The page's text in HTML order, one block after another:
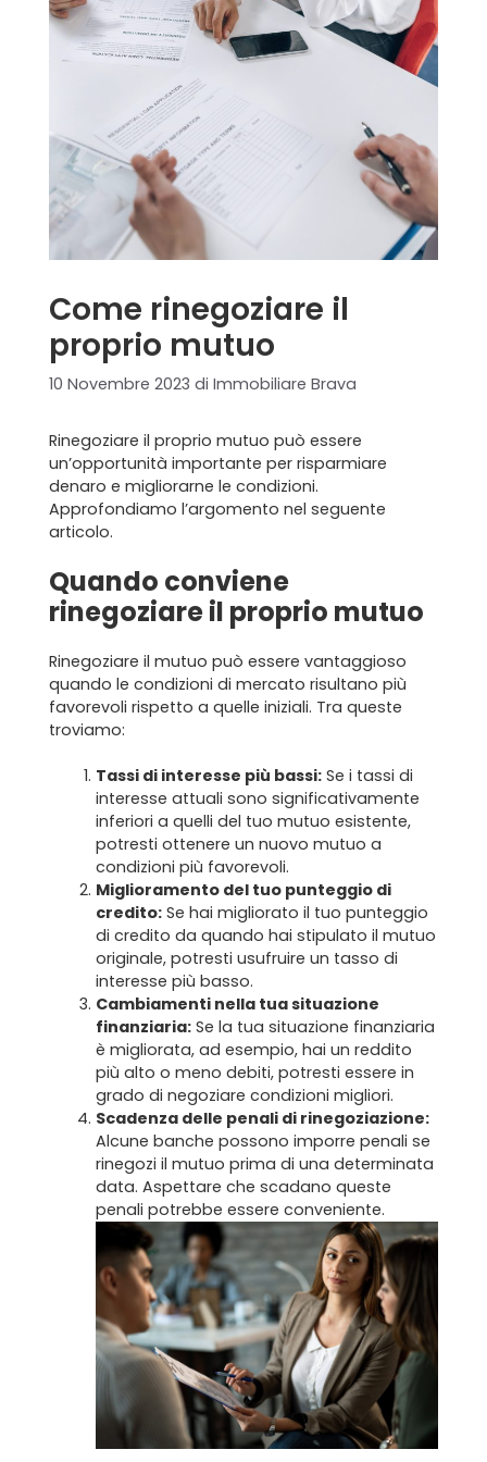
Come rinegoziare il
proprio mutuo
10 Novembre 2023 di Immobiliare Brava
Rinegoziare il proprio mutuo può essere
un’opportunità importante per risparmiare
denaro e migliorarne le condizioni.
Approfondiamo l’argomento nel seguente
articolo.
Quando conviene
rinegoziare il proprio mutuo
Rinegoziare il mutuo può essere vantaggioso
quando le condizioni di mercato risultano più
favorevoli rispetto a quelle iniziali. Tra queste
troviamo:
Tassi di interesse più bassi: Se i tassi di
interesse attuali sono significativamente
inferiori a quelli del tuo mutuo esistente,
potresti ottenere un nuovo mutuo a
condizioni più favorevoli.
Miglioramento del tuo punteggio di
credito: Se hai migliorato il tuo punteggio
di credito da quando hai stipulato il mutuo
originale, potresti usufruire un tasso di
interesse più basso.
Cambiamenti nella tua situazione
finanziaria: Se la tua situazione finanziaria
è migliorata, ad esempio, hai un reddito
più alto o meno debiti, potresti essere in
grado di negoziare condizioni migliori.
Scadenza delle penali di rinegoziazione:
Alcune banche possono imporre penali se
rinegozi il mutuo prima di una determinata
data. Aspettare che scadano queste
penali potrebbe essere conveniente.